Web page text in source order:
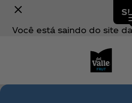
Você está saindo do site da
operado por um terceiro.
realizadas nesse site estão